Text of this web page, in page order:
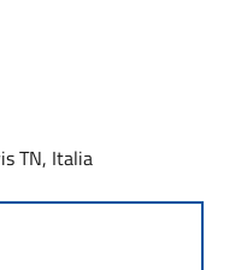
TN, Italia